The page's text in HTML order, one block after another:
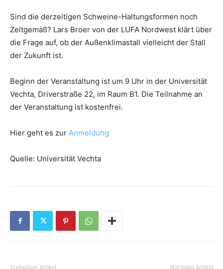
Sind die derzeitigen Schweine-Haltungsformen noch
Zeitgemäß? Lars Broer von der LUFA Nordwest klärt über
die Frage auf, ob der Außenklimastall vielleicht der Stall
der Zukunft ist.
Beginn der Veranstaltung ist um 9 Uhr in der Universität
Vechta, Driverstraße 22, im Raum B1. Die Teilnahme an
der Veranstaltung ist kostenfrei.
Hier geht es zur Anmeldung
Quelle: Universität Vechta